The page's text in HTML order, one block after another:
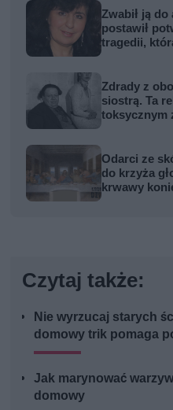
Zwabił ją
postawił
tragedii,
Zdrady z
siostrą. Ta
toksycznym
Odarci ze
do krzyża
krwawy
Czytaj także:
Nie wyrzucaj starych
domowy trik pomaga
Jak marynować
domowy